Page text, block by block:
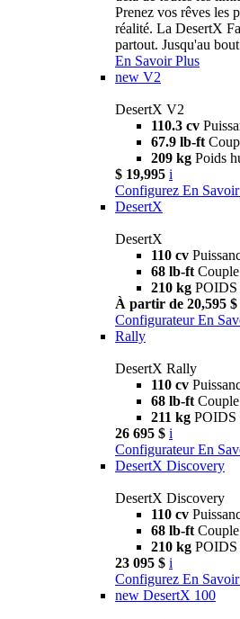
Prenez vos rêves les
réalité. La DesertX
partout. Jusqu'au
En Savoir Plus
new V2
DesertX V2
110.3 cv
67.9 lb-ft
209 kg Poids
$ 19,995 i
Configurez En
DesertX
DesertX
110 cv
68 lb-ft Couple
210 kg
À partir de 20,595 $
Configurateur En
Rally
DesertX Rally
110 cv
68 lb-ft Couple
211 kg
26 695 $ i
Configurateur En
DesertX Discovery
DesertX Discovery
110 cv
68 lb-ft Couple
210 kg
23 095 $ i
Configurez En
new DesertX 100